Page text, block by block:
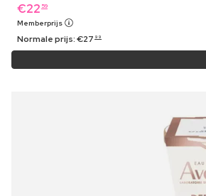
€22 59
Memberprijs
Normale prijs:€27 99